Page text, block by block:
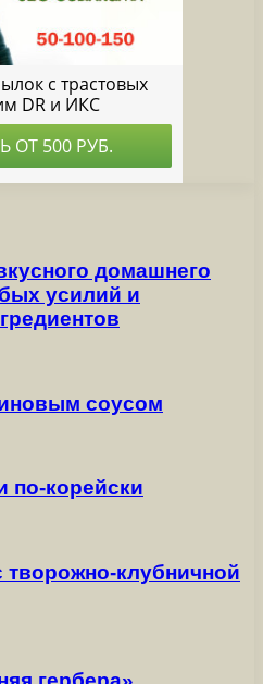
домашнего
усилий и
соусом
по-корейски
творожно-клубничной